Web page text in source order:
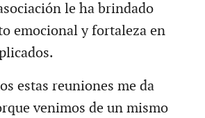
le ha brindado
emocional y fortaleza en
estas reuniones me da
venimos de un mismo